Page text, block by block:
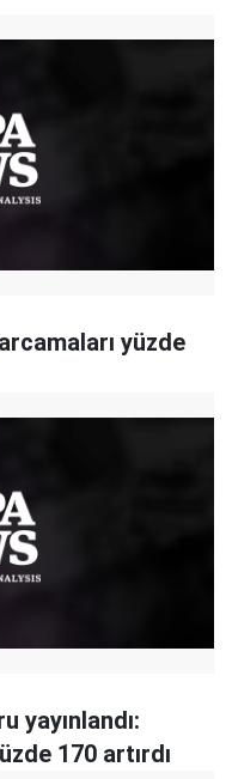
yüzde
yayınlandı:
170 artırdı